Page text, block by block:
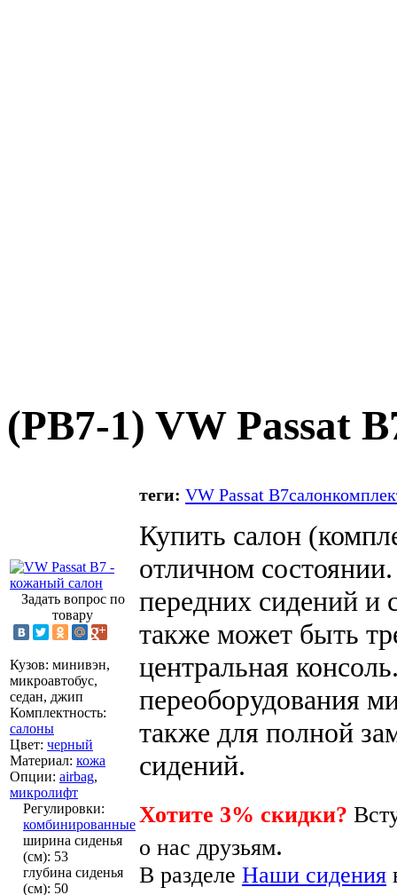
(PB7-1) VW Passat
Задать вопрос по
товару
Кузов: минивэн,
микроавтобус,
седан, джип
Комплектность:
салоны
Цвет: черный
Материал: кожа
Опции: airbag,
микролифт
Регулировки:
комбинированные
ширина сиденья
(см): 53
глубина сиденья
(см): 50
теги: VW Passat B7салон
Купить салон
отличном
передних сидений и
также может быть
центральная
переоборудования
также для полной
сидений.
Хотите 3% скидки?
о нас друзьям.
В разделе Наши сидения